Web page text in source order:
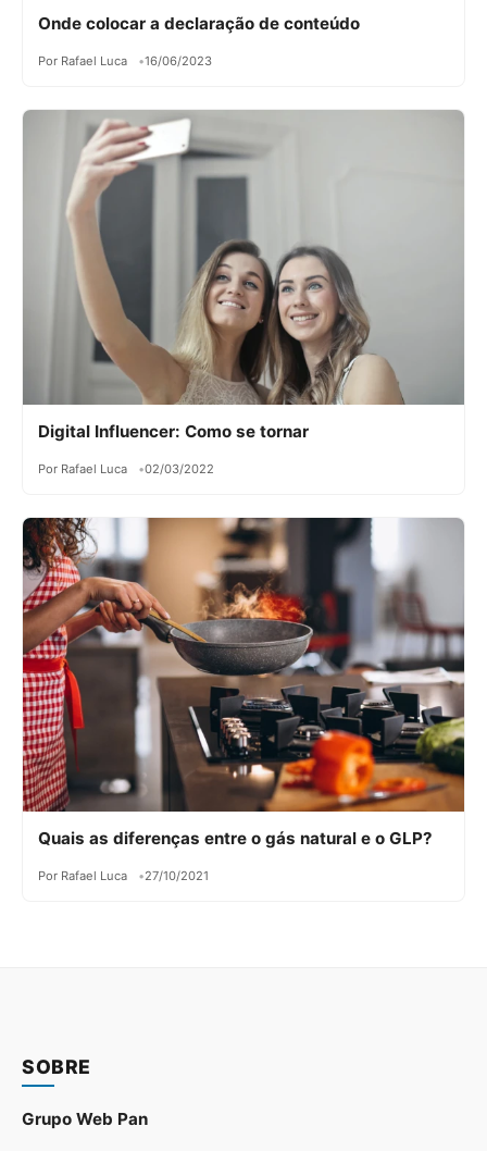
Onde colocar a declaração de conteúdo
Por Rafael Luca 16/06/2023
Digital Influencer: Como se tornar
Por Rafael Luca 02/03/2022
Quais as diferenças entre o gás natural e o GLP?
Por Rafael Luca 27/10/2021
SOBRE
Grupo Web Pan